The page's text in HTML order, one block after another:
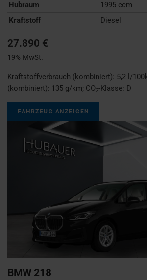
Hubraum
1995 ccm
Kraftstoff
Diesel
27.890 €
19% MwSt.
Kraftstoffverbrauch (kombiniert): 5,2 l/
(kombiniert): 135 g/km; CO2-Klasse: D
FAHRZEUG ANZEIGEN
BMW 218